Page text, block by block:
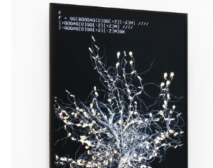
ses données contextuelles, laissant une
pour celles et ceux qui suivent. Renforçant la
existante sans accroître la dépendance
dispositif s'appuie sur les valeurs
responsabilité collective et de solidarité.